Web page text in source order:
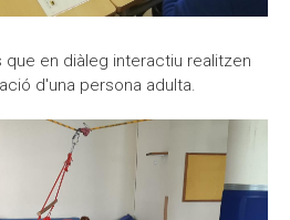
en diàleg interactiu realitzen
d'una persona adulta.